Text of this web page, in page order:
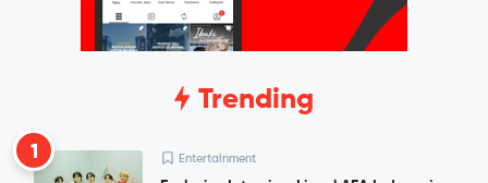
Trending
1 Entertainment